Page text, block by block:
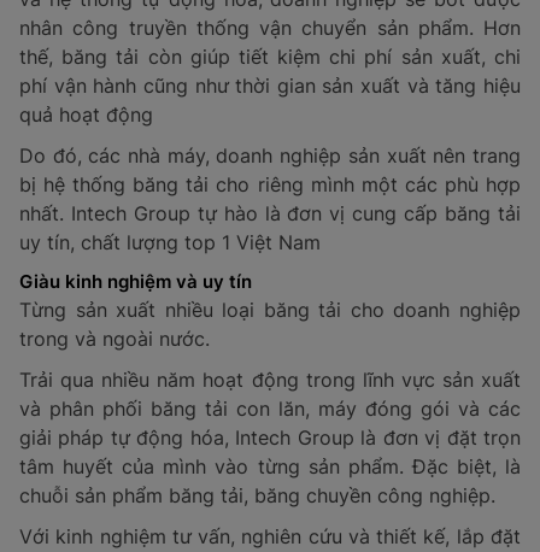
nhân công truyền thống vận chuyển sản phẩm. Hơn
thế, băng tải còn giúp tiết kiệm chi phí sản xuất, chi
phí vận hành cũng như thời gian sản xuất và tăng hiệu
quả hoạt động
Do đó, các nhà máy, doanh nghiệp sản xuất nên trang
bị hệ thống băng tải cho riêng mình một các phù hợp
nhất. Intech Group tự hào là đơn vị cung cấp băng tải
uy tín, chất lượng top 1 Việt Nam
Giàu kinh nghiệm và uy tín
Từng sản xuất nhiều loại băng tải cho doanh nghiệp
trong và ngoài nước.
Trải qua nhiều năm hoạt động trong lĩnh vực sản xuất
và phân phối băng tải con lăn, máy đóng gói và các
giải pháp tự động hóa, Intech Group là đơn vị đặt trọn
tâm huyết của mình vào từng sản phẩm. Đặc biệt, là
chuỗi sản phẩm băng tải, băng chuyền công nghiệp.
Với kinh nghiệm tư vấn, nghiên cứu và thiết kế, lắp đặt